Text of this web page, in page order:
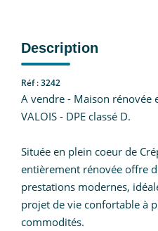
Description
Réf : 3242
A vendre - Maison rénovée
VALOIS - DPE classé D.
Située en plein coeur de
entièrement rénovée offre
prestations modernes,
projet de vie confortable à
commodités.